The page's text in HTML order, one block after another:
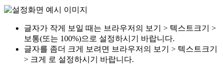
글자가 작게 보일 때는 브라우저의 보기 > 텍스트크기 >
보통(또는 100%)으로 설정하시기 바랍니다.
글자를 좀더 크게 보려면 브라우저의 보기 > 텍스트크기
> 크게 로 설정하시기 바랍니다.